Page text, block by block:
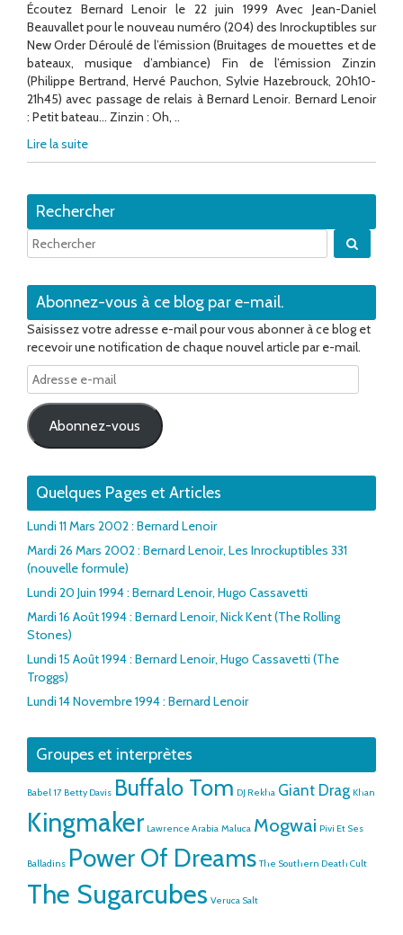
Écoutez Bernard Lenoir le 22 juin 1999 Avec Jean-Daniel
Beauvallet pour le nouveau numéro (204) des Inrockuptibles sur
New Order Déroulé de l’émission (Bruitages de mouettes et de
bateaux, musique d’ambiance) Fin de l’émission Zinzin
(Philippe Bertrand, Hervé Pauchon, Sylvie Hazebrouck, 20h10-
21h45) avec passage de relais à Bernard Lenoir. Bernard Lenoir
: Petit bateau… Zinzin : Oh, ..
Lire la suite
Rechercher
Abonnez-vous à ce blog par e-mail.
Saisissez votre adresse e-mail pour vous abonner à ce blog et
recevoir une notification de chaque nouvel article par e-mail.
Adresse
e-
mail
Abonnez-vous
Quelques Pages et Articles
Lundi 11 Mars 2002 : Bernard Lenoir
Mardi 26 Mars 2002 : Bernard Lenoir, Les Inrockuptibles 331
(nouvelle formule)
Lundi 20 Juin 1994 : Bernard Lenoir, Hugo Cassavetti
Mardi 16 Août 1994 : Bernard Lenoir, Nick Kent (The Rolling
Stones)
Lundi 15 Août 1994 : Bernard Lenoir, Hugo Cassavetti (The
Troggs)
Lundi 14 Novembre 1994 : Bernard Lenoir
Groupes et interprètes
Babel 17 Betty Davis Buffalo Tom DJ Rekha Giant Drag Khan
Kingmaker Lawrence Arabia Maluca Mogwai Pivi Et Ses
Balladins Power Of Dreams The Southern Death Cult
The Sugarcubes Veruca Salt